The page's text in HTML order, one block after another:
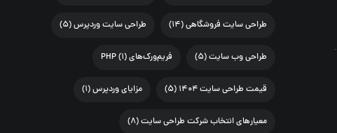
طراحی سایت فروشگاهی(۱۴) طراحی سایت وردپرس(۵)
طراحی وب سایت(۵) فریم‌ورک‌های PHP(۱)
قیمت طراحی سایت ۱۴۰۴ (۵) مزایای وردپرس(۱)
معیارهای انتخاب شرکت طراحی سایت(۸)